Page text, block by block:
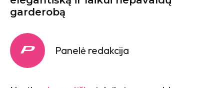
garderobą
Panelė redakcija